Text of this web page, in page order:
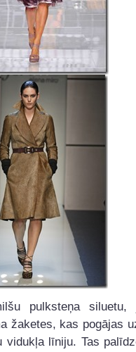
pulksteņa siluetu,
žaketes, kas pogājas
vidukļa līniju. Tas